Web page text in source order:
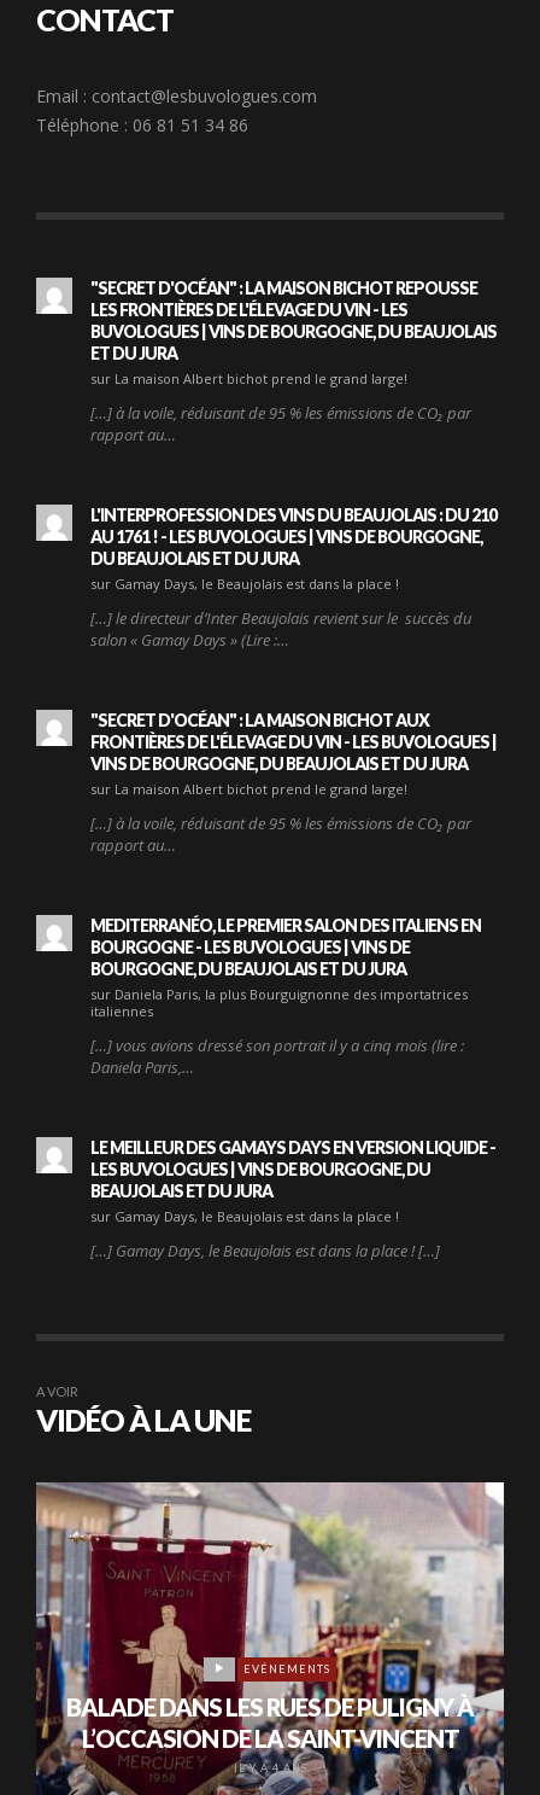
CONTACT
Email : contact@lesbuvologues.com
Téléphone : 06 81 51 34 86
"SECRET D'OCÉAN" : LA MAISON BICHOT REPOUSSE
LES FRONTIÈRES DE L'ÉLEVAGE DU VIN - LES
BUVOLOGUES | VINS DE BOURGOGNE, DU BEAUJOLAIS
ET DU JURA
sur La maison Albert bichot prend le grand large!
[…] à la voile, réduisant de 95 % les émissions de CO₂ par
rapport au…
L'INTERPROFESSION DES VINS DU BEAUJOLAIS : DU 210
AU 1761 ! - LES BUVOLOGUES | VINS DE BOURGOGNE,
DU BEAUJOLAIS ET DU JURA
sur Gamay Days, le Beaujolais est dans la place !
[…] le directeur d’Inter Beaujolais revient sur le succès du
salon « Gamay Days » (Lire :…
"SECRET D'OCÉAN" : LA MAISON BICHOT AUX
FRONTIÈRES DE L'ÉLEVAGE DU VIN - LES BUVOLOGUES |
VINS DE BOURGOGNE, DU BEAUJOLAIS ET DU JURA
sur La maison Albert bichot prend le grand large!
[…] à la voile, réduisant de 95 % les émissions de CO₂ par
rapport au…
MEDITERRANÉO, LE PREMIER SALON DES ITALIENS EN
BOURGOGNE - LES BUVOLOGUES | VINS DE
BOURGOGNE, DU BEAUJOLAIS ET DU JURA
sur Daniela Paris, la plus Bourguignonne des importatrices
italiennes
[…] vous avions dressé son portrait il y a cinq mois (lire :
Daniela Paris,…
LE MEILLEUR DES GAMAYS DAYS EN VERSION LIQUIDE -
LES BUVOLOGUES | VINS DE BOURGOGNE, DU
BEAUJOLAIS ET DU JURA
sur Gamay Days, le Beaujolais est dans la place !
[…] Gamay Days, le Beaujolais est dans la place ! […]
A VOIR
VIDÉO À LA UNE
EVÉNEMENTS
BALADE DANS LES RUES DE PULIGNY À
L’OCCASION DE LA SAINT-VINCENT
IL Y A 4 ANS